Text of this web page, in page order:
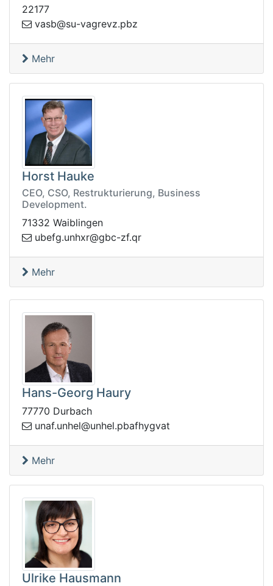
22177
zbp.zve
rgav-us@bsav
Mehr
Horst Hauke
CEO, CSO, Restrukturierung, Business
Development.
71332 Waiblingen
r
q.fz-cbg@rxhnu.gfebu
Mehr
Hans-Georg Haury
77770 Durbach
tavgyhfabp.lehnu@l
ehnu.fanu
Mehr
Ulrike Hausmann